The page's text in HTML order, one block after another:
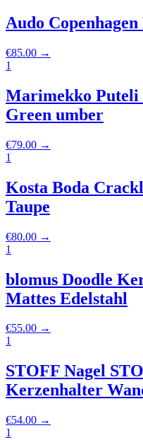
Audo
€85.00 →
1
Marimekko Puteli
Green umber
€79.00 →
1
Kosta Boda
Taupe
€80.00 →
1
blomus Doodle
Mattes Edelstahl
€55.00 →
1
STOFF Nagel
Kerzenhalter
€54.00 →
1